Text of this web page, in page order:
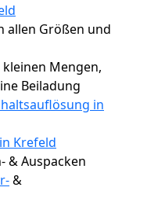
allen Größen und
kleinen Mengen,
Beiladung
in
Krefeld
& Auspacken
&